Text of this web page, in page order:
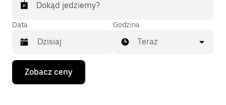
Dokąd jedziemy?
Data
Naciśnij
klawisz
strzałki
Godzina
Teraz
Zobacz ceny